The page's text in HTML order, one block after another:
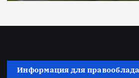
Информация для